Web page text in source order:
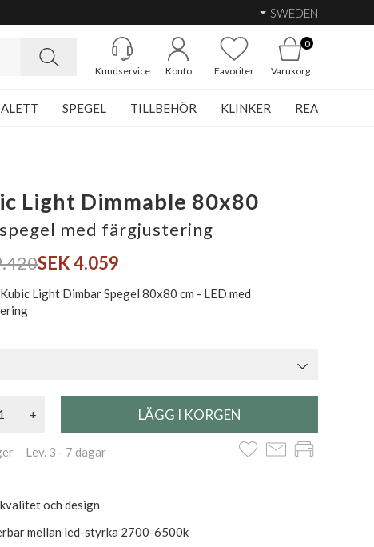
SWEDEN
Kundservice Konto Favoriter
0
Varukorg
SPEGEL TILLBEHÖR KLINKER REA
Light Dimmable 80x80
med färgjustering
SEK 4.059
Light Dimbar Spegel 80x80 cm - LED med
+
Lev. 3 - 7 dagar
och design
mellan led-styrka 2700-6500k